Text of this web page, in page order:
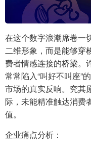
在这个数字浪潮席卷一
二维形象，而是能够穿
费者情感连接的桥梁。
常常陷入“叫好不叫座”
市场的真实反响。究其
际，未能精准触达消费
值。
企业痛点分析：